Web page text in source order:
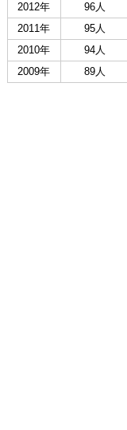
2012年
96人
2011年
95人
2010年
94人
2009年
89人